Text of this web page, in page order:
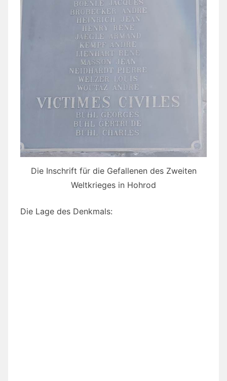
Die Inschrift für die Gefallenen des Zweiten
Weltkrieges in Hohrod
Die Lage des Denkmals: